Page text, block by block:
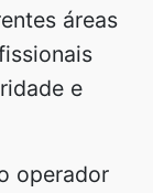
áreas
e
operador